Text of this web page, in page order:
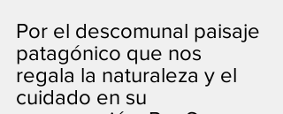
Por el descomunal paisaje
patagónico que nos
regala la naturaleza y el
cuidado en su